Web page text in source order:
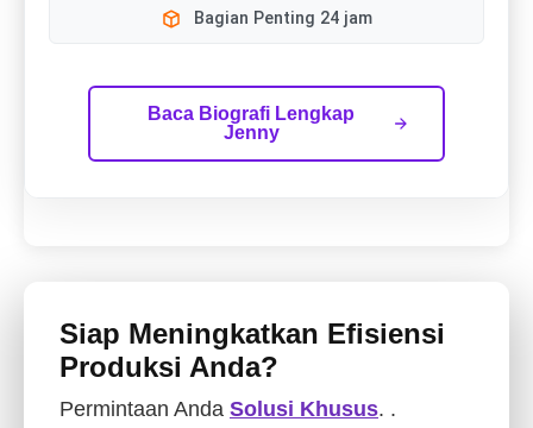
Bagian Penting 24 jam
Baca Biografi Lengkap
Jenny
Siap Meningkatkan Efisiensi
Produksi Anda?
Permintaan Anda Solusi Khusus. .